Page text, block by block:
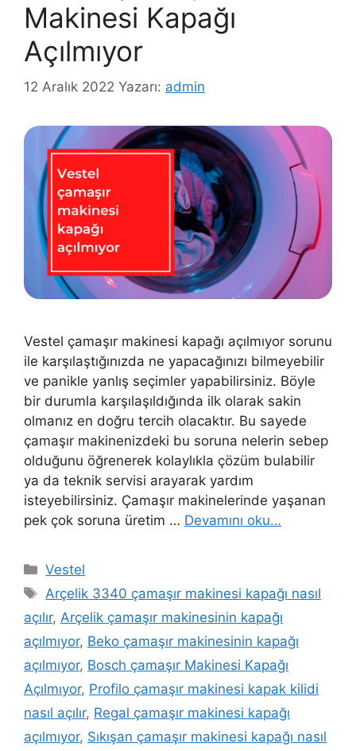
Makinesi Kapağı
Açılmıyor
12 Aralık 2022 Yazarı: admin
Vestel çamaşır makinesi kapağı açılmıyor sorunu
ile karşılaştığınızda ne yapacağınızı bilmeyebilir
ve panikle yanlış seçimler yapabilirsiniz. Böyle
bir durumla karşılaşıldığında ilk olarak sakin
olmanız en doğru tercih olacaktır. Bu sayede
çamaşır makinenizdeki bu soruna nelerin sebep
olduğunu öğrenerek kolaylıkla çözüm bulabilir
ya da teknik servisi arayarak yardım
isteyebilirsiniz. Çamaşır makinelerinde yaşanan
pek çok soruna üretim … Devamını oku…
Kategoriler
Vestel
Etiketler
Arçelik 3340 çamaşır makinesi kapağı nasıl
açılır, Arçelik çamaşır makinesinin kapağı
açılmıyor, Beko çamaşır makinesinin kapağı
açılmıyor, Bosch çamaşır Makinesi Kapağı
Açılmıyor, Profilo çamaşır makinesi kapak kilidi
nasıl açılır, Regal çamaşır makinesi kapağı
açılmıyor, Sıkışan çamaşır makinesi kapağı nasıl